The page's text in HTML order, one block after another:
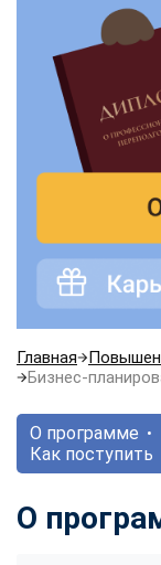
Главная
Бизнес-
О программе
Как поступить
О